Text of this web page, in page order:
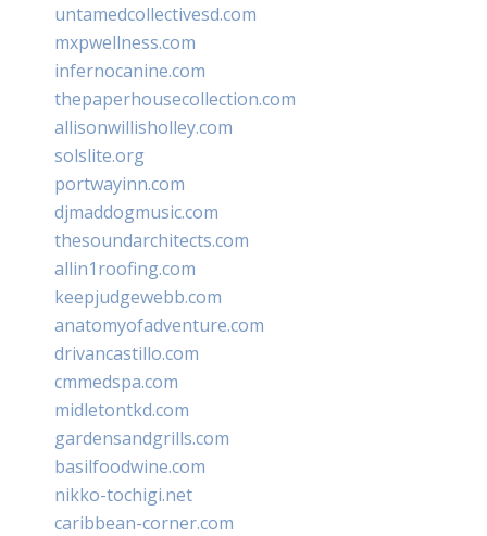
untamedcollectivesd.com
mxpwellness.com
infernocanine.com
thepaperhousecollection.com
allisonwillisholley.com
solslite.org
portwayinn.com
djmaddogmusic.com
thesoundarchitects.com
allin1roofing.com
keepjudgewebb.com
anatomyofadventure.com
drivancastillo.com
cmmedspa.com
midletontkd.com
gardensandgrills.com
basilfoodwine.com
nikko-tochigi.net
caribbean-corner.com